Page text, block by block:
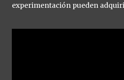
experimentación pueden